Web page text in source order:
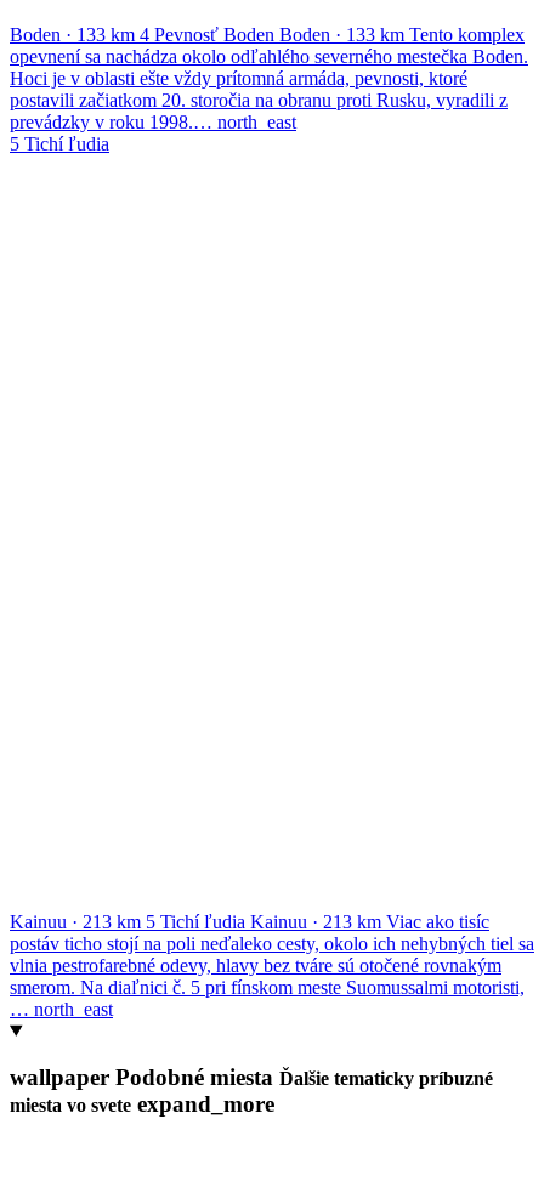
Boden · 133 km 4 Pevnosť Boden Boden · 133 km Tento komplex
opevnení sa nachádza okolo odľahlého severného mestečka Boden.
Hoci je v oblasti ešte vždy prítomná armáda, pevnosti, ktoré
postavili začiatkom 20. storočia na obranu proti Rusku, vyradili z
prevádzky v roku 1998.… north_east
5 Tichí ľudia
Kainuu · 213 km 5 Tichí ľudia Kainuu · 213 km Viac ako tisíc
postáv ticho stojí na poli neďaleko cesty, okolo ich nehybných tiel sa
vlnia pestrofarebné odevy, hlavy bez tváre sú otočené rovnakým
smerom. Na diaľnici č. 5 pri fínskom meste Suomussalmi motoristi,
… north_east
wallpaper Podobné miesta Ďalšie tematicky príbuzné
miesta vo svete expand_more